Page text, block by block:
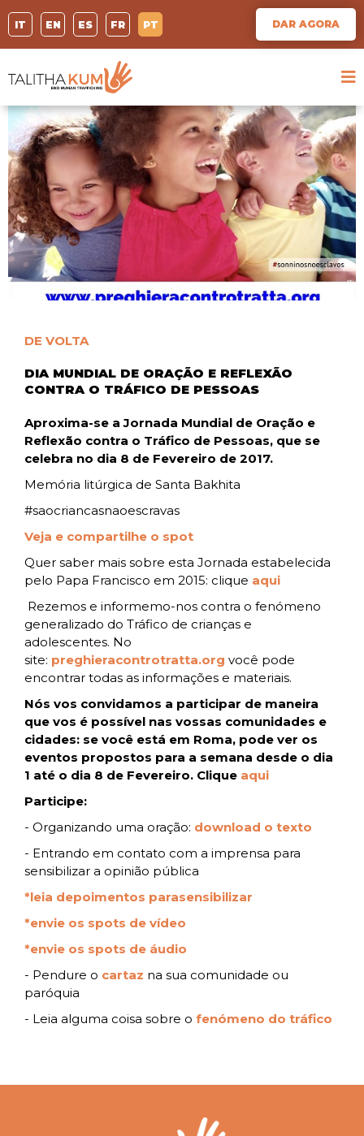
IT EN ES FR PT DAR AGORA
DE VOLTA
DIA MUNDIAL DE ORAÇÃO E REFLEXÃO
CONTRA O TRÁFICO DE PESSOAS
Aproxima-se a Jornada Mundial de Oração e
Reflexão contra o Tráfico de Pessoas, que se
celebra no dia 8 de Fevereiro de 2017.
Memória litúrgica de Santa Bakhita
#saocriancasnaoescravas
Veja e compartilhe o spot
Quer saber mais sobre esta Jornada estabelecida
pelo Papa Francisco em 2015: clique aqui
Rezemos e informemo-nos contra o fenómeno
generalizado do Tráfico de crianças e
adolescentes. No
site: preghieracontrotratta.org você pode
encontrar todas as informações e materiais.
Nós vos convidamos a participar de maneira
que vos é possível nas vossas comunidades e
cidades: se você está em Roma, pode ver os
eventos propostos para a semana desde o dia
1 até o dia 8 de Fevereiro. Clique aqui
Participe:
- Organizando uma oração: download o texto
- Entrando em contato com a imprensa para
sensibilizar a opinião pública
*leia depoimentos parasensibilizar
*envie os spots de vídeo
*envie os spots de áudio
- Pendure o cartaz na sua comunidade ou
paróquia
- Leia alguma coisa sobre o fenómeno do tráfico